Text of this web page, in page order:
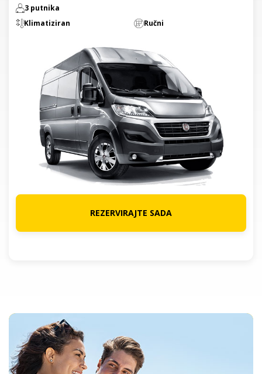
3 putnika
Klimatiziran
Ručni
REZERVIRAJTE SADA